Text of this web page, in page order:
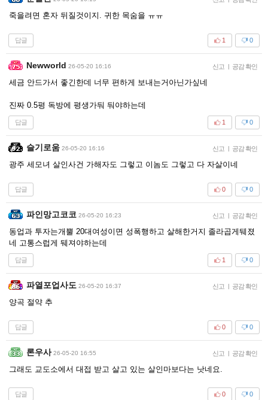
죽을려면 혼자 뒤질것이지. 귀한 목숨을 ㅠㅠ
답글 0
1
Newworld 26-05-20 16:16 신고 | 공감 확인
세금 안드가서 좋긴한데 너무 편하게 보내는거아닌가싶네
진짜 0.5평 독방에 평생가둬 둬야하는데
답글 0
1
슬기로움 26-05-20 16:16 신고 | 공감 확인
광주 세모녀 살인사건 가해자도 그렇고 이놈도 그렇고 다 자살이네
답글 0
0
파인망고코코 26-05-20 16:23 신고 | 공감 확인
동업과 투자는개뿔 20대여성이면 성폭행하고 살해한거지 졸라곱게뒈졌
네 고통스럽게 뒈져야하는데
답글 0
1
파열포업사도 26-05-20 16:37 신고 | 공감 확인
양곡 절약 추
답글 0
0
론우사 26-05-20 16:55 신고 | 공감 확인
그래도 교도소에서 대접 받고 살고 있는 살인마보다는 낫네요.
답글 0
0